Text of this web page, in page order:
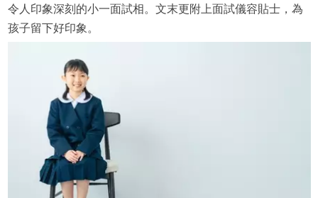
令人印象深刻的小一面試相。文末更附上面試儀容貼士，為
孩子留下好印象。